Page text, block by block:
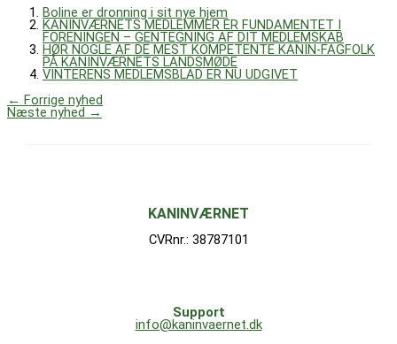
Boline er dronning i sit nye hjem
KANINVÆRNETS MEDLEMMER ER FUNDAMENTET I
FORENINGEN – GENTEGNING AF DIT MEDLEMSKAB
HØR NOGLE AF DE MEST KOMPETENTE KANIN-FAGFOLK
PÅ KANINVÆRNETS LANDSMØDE
VINTERENS MEDLEMSBLAD ER NU UDGIVET
← Forrige nyhed
Næste nyhed →
KANINVÆRNET
CVRnr.: 38787101
Support
info@kaninvaernet.dk